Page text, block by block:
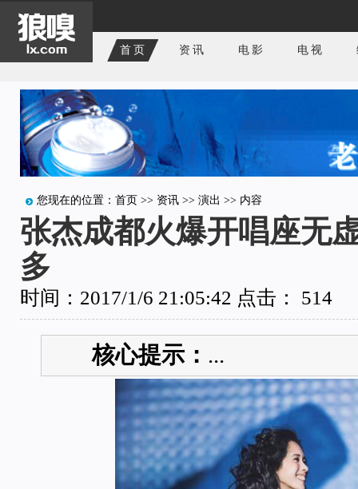
首页 资讯 电影 电视
您现在的位置： 首页 >> 资讯 >> 演出 >> 内容
张杰成都火爆开唱座无
多
时间：2017/1/6 21:05:42 点击： 514
核心提示： ...